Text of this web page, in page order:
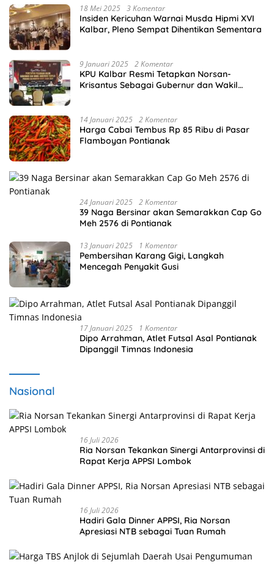
18 Mei 2025 3 Komentar
Insiden Kericuhan Warnai Musda Hipmi XVI
Kalbar, Pleno Sempat Dihentikan Sementara
9 Januari 2025 2 Komentar
KPU Kalbar Resmi Tetapkan Norsan-
Krisantus Sebagai Gubernur dan Wakil
14 Januari 2025 2 Komentar
Harga Cabai Tembus Rp 85 Ribu di Pasar
Flamboyan Pontianak
24 Januari 2025 2 Komentar
39 Naga Bersinar akan Semarakkan Cap Go
Meh 2576 di Pontianak
13 Januari 2025 1 Komentar
Pembersihan Karang Gigi, Langkah
Mencegah Penyakit Gusi
17 Januari 2025 1 Komentar
Dipo Arrahman, Atlet Futsal Asal Pontianak
Dipanggil Timnas Indonesia
Nasional
16 Juli 2026
Ria Norsan Tekankan Sinergi Antarprovinsi di
Rapat Kerja APPSI Lombok
16 Juli 2026
Hadiri Gala Dinner APPSI, Ria Norsan
Apresiasi NTB sebagai Tuan Rumah